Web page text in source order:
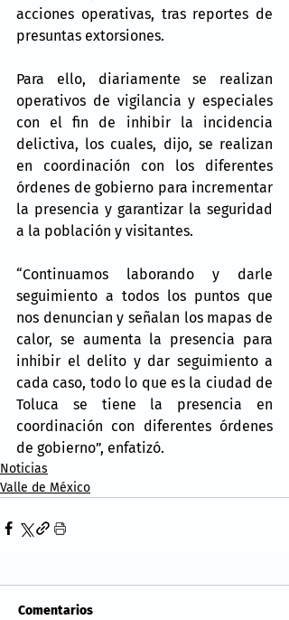
acciones operativas, tras reportes de
presuntas extorsiones.
Para ello, diariamente se realizan
operativos de vigilancia y especiales
con el fin de inhibir la incidencia
delictiva, los cuales, dijo, se realizan
en coordinación con los diferentes
órdenes de gobierno para incrementar
la presencia y garantizar la seguridad
a la población y visitantes.
“Continuamos laborando y darle
seguimiento a todos los puntos que
nos denuncian y señalan los mapas de
calor, se aumenta la presencia para
inhibir el delito y dar seguimiento a
cada caso, todo lo que es la ciudad de
Toluca se tiene la presencia en
coordinación con diferentes órdenes
de gobierno”, enfatizó.
Noticias
Valle de México
Comentarios